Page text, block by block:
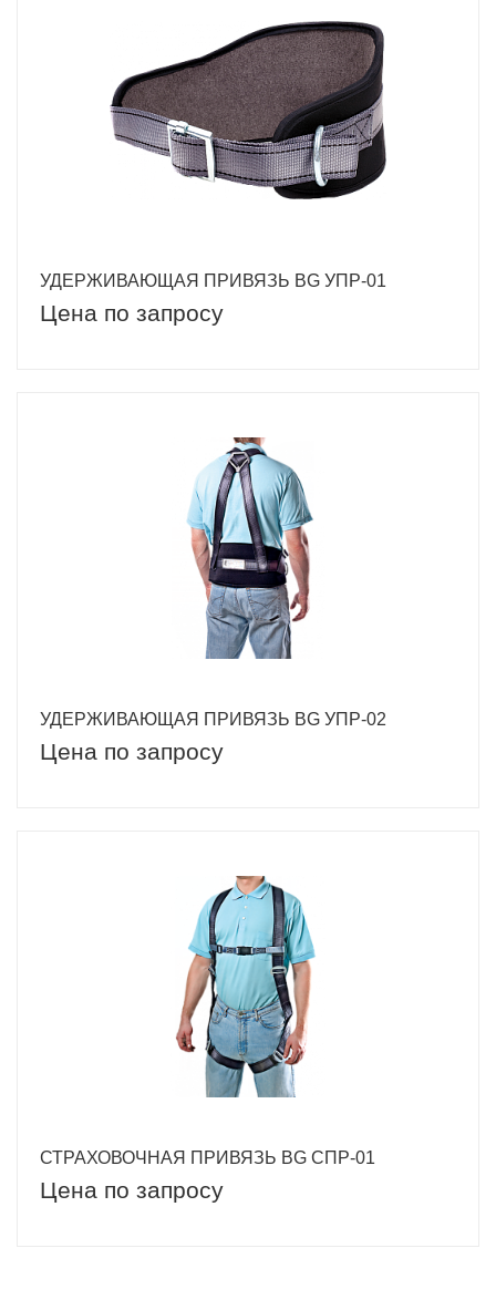
УДЕРЖИВАЮЩАЯ ПРИВЯЗЬ BG УПР-01
Цена по запросу
УДЕРЖИВАЮЩАЯ ПРИВЯЗЬ BG УПР-02
Цена по запросу
СТРАХОВОЧНАЯ ПРИВЯЗЬ BG СПР-01
Цена по запросу